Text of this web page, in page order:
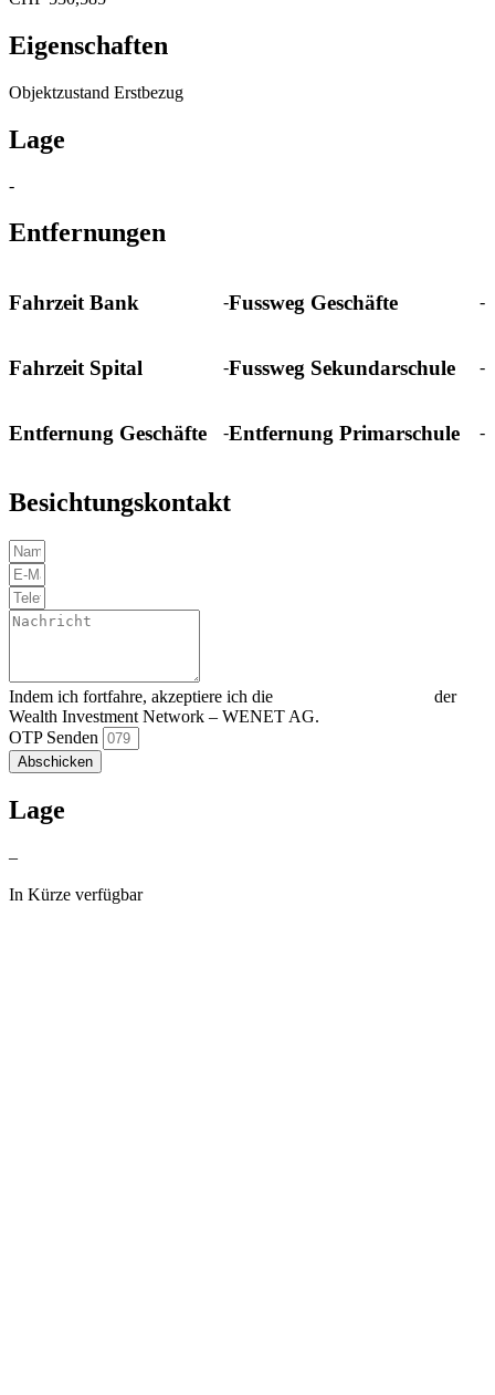
Eigenschaften
Objektzustand Erstbezug
Lage
-
Entfernungen
Fahrzeit Bank -Fussweg Geschäfte -
Fahrzeit Spital -Fussweg Sekundarschule -
Entfernung Geschäfte -Entfernung Primarschule -
Besichtungskontakt
Indem ich fortfahre, akzeptiere ich die
der
Wealth Investment Network – WENET AG.
OTP Senden
Abschicken
Lage
–
In Kürze verfügbar